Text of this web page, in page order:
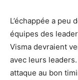
L’échappée a peu
équipes des
Visma devraient
avec leurs
attaque au bon